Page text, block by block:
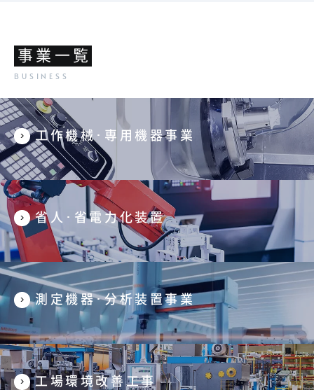
事業一覧
工作機械･専用機器事業
省人･省電力化装置
測定機器･分析装置事業
工場環境改善工事